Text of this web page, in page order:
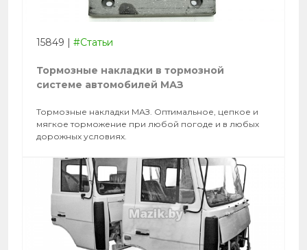
15849 | #Статьи
Тормозные накладки в тормозной
системе автомобилей МАЗ
Тормозные накладки МАЗ. Оптимальное, цепкое и
мягкое торможение при любой погоде и в любых
дорожных условиях.